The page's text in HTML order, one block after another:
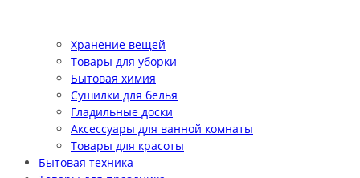
Хранение вещей
Товары для уборки
Бытовая химия
Сушилки для белья
Гладильные доски
Аксессуары для ванной комнаты
Товары для красоты
Бытовая техника